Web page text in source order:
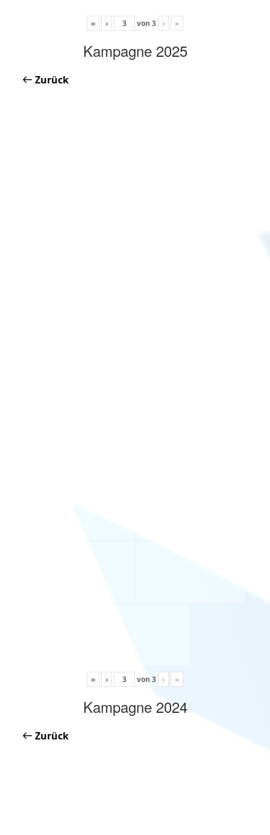
« ‹ von 3 › »
Kampagne 2025
Zurück
« ‹ von 3 › »
Kampagne 2024
Zurück